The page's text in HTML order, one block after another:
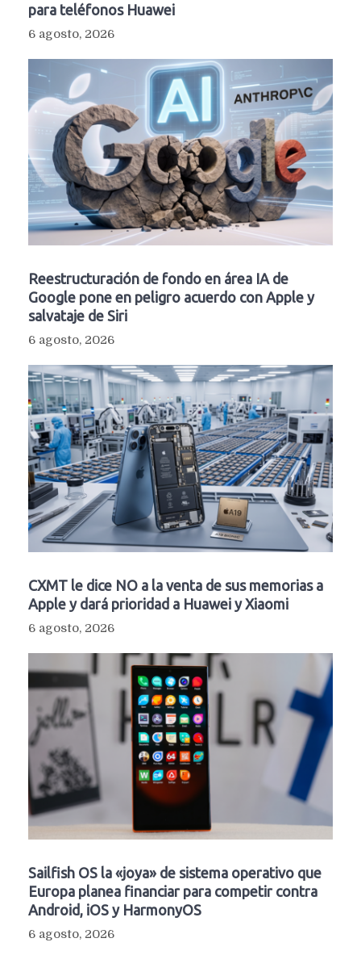
para teléfonos Huawei
6 agosto, 2026
Reestructuración de fondo en área IA de
Google pone en peligro acuerdo con Apple y
salvataje de Siri
6 agosto, 2026
CXMT le dice NO a la venta de sus memorias a
Apple y dará prioridad a Huawei y Xiaomi
6 agosto, 2026
Sailfish OS la «joya» de sistema operativo que
Europa planea financiar para competir contra
Android, iOS y HarmonyOS
6 agosto, 2026